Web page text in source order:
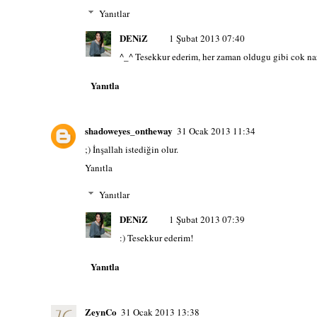
Yanıtlar
DENiZ
1 Şubat 2013 07:40
^_^ Tesekkur ederim, her zaman oldugu gibi cok
Yanıtla
shadoweyes_ontheway 31 Ocak 2013 11:34
;) İnşallah istediğin olur.
Yanıtla
Yanıtlar
DENiZ
1 Şubat 2013 07:39
:) Tesekkur ederim!
Yanıtla
ZeynCo 31 Ocak 2013 13:38